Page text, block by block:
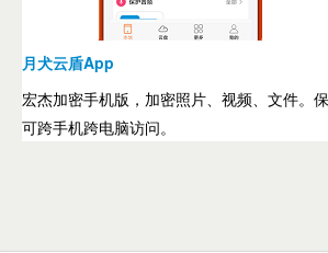
月犬云盾App
宏杰加密手机版，加密照片、视频、文件。
可跨手机跨电脑访问。